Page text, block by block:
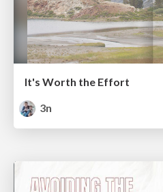
It's Worth the Effort
3n